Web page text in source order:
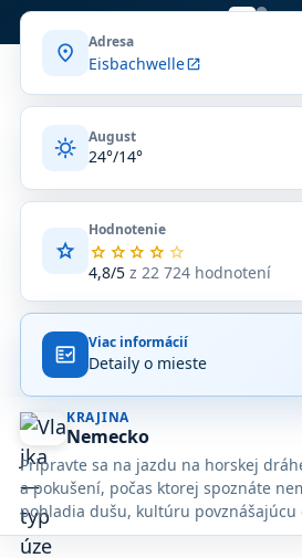
location_on Adresa
Eisbachwelleopen_in_new
sunny August
24°/14°
star
Hodnotenie
star star star star star
4,8/5z 22 724 hodnotení
Priemerné
hodnotenie
z
na
základe
22 724
hodnotení
na
Google
Maps.
fact_check Viac informácií
Detaily o mieste
KRAJINA
Nemecko
Pripravte sa na jazdu na horskej
a pokušení, počas ktorej spoznáte
pohladia dušu, kultúru povznášajúcu
veľkomiest, romantické zámky a